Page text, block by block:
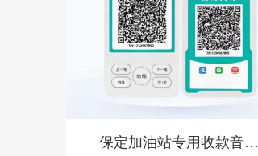
保定加油站专用收款音箱